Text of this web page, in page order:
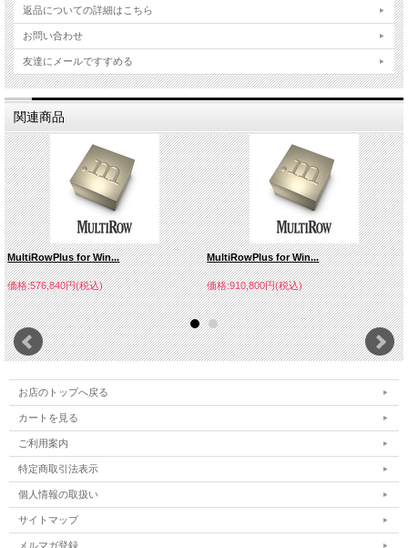
返品についての詳細はこちら
お問い合わせ
友達にメールですすめる
関連商品
MultiRowPlus for Win...
価格:576,840円(税込)
MultiRowPlus for Win...
価格:910,800円(税込)
お店のトップへ戻る
カートを見る
ご利用案内
特定商取引法表示
個人情報の取扱い
サイトマップ
メルマガ登録